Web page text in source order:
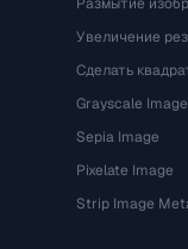
Увеличение
Сделать
Grayscale Image
Sepia Image
Pixelate Image
Strip Image